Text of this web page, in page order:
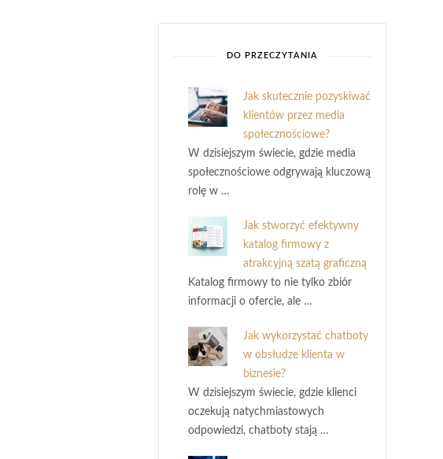
DO PRZECZYTANIA
Jak skutecznie pozyskiwać
klientów przez media
społecznościowe?
W dzisiejszym świecie, gdzie media
społecznościowe odgrywają kluczową
rolę w …
Jak stworzyć efektywny
katalog firmowy z
atrakcyjną szatą graficzną
Katalog firmowy to nie tylko zbiór
informacji o ofercie, ale …
Jak wykorzystać chatboty
w obsłudze klienta w
biznesie?
W dzisiejszym świecie, gdzie klienci
oczekują natychmiastowych
odpowiedzi, chatboty stają …